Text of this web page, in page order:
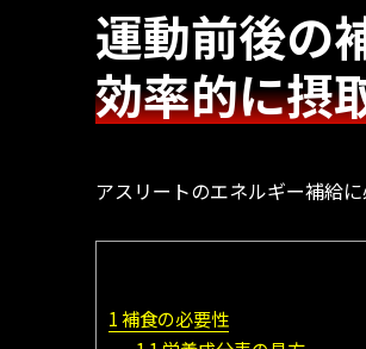
運動前後の
効率的に摂
アスリートのエネルギー補給
1補食の必要性